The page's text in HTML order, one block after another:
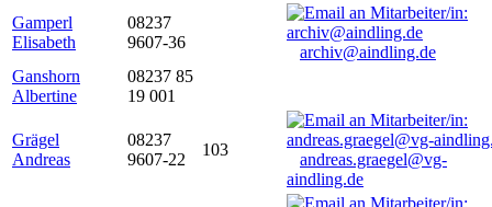
Gamperl
Elisabeth
08237
9607-36
archiv@aindling.de
Ganshorn
Albertine
08237 85
19 001
Grägel
Andreas
08237
9607-22
103
andreas.graegel@vg-
aindling.de